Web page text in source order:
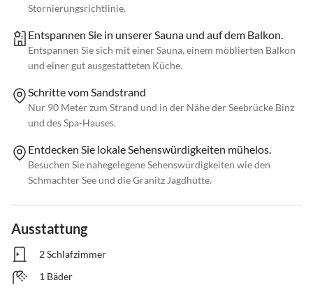
Stornierungsrichtlinie.
Entspannen Sie in unserer Sauna und auf dem Balkon.
Entspannen Sie sich mit einer Sauna, einem möblierten Balkon
und einer gut ausgestatteten Küche.
Schritte vom Sandstrand
Nur 90 Meter zum Strand und in der Nähe der Seebrücke Binz
und des Spa-Hauses.
Entdecken Sie lokale Sehenswürdigkeiten mühelos.
Besuchen Sie nahegelegene Sehenswürdigkeiten wie den
Schmachter See und die Granitz Jagdhütte.
Ausstattung
2 Schlafzimmer
1 Bäder